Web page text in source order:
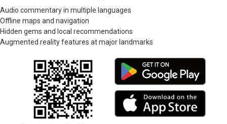
Audio commentary in multiple languages
Offline maps and navigation
Hidden gems and local recommendations
Augmented reality features at major landmarks